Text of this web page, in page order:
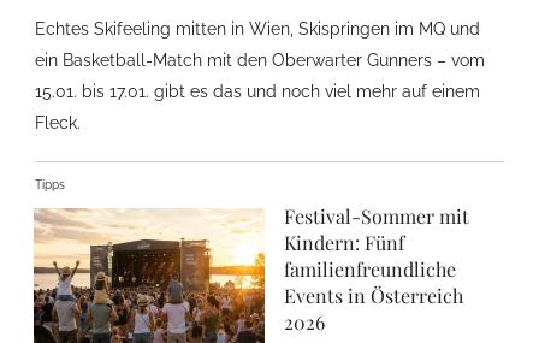
Echtes Skifeeling mitten in Wien, Skispringen im MQ und
ein Basketball-Match mit den Oberwarter Gunners – vom
15.01. bis 17.01. gibt es das und noch viel mehr auf einem
Fleck.
Tipps
Festival-Sommer mit
Kindern: Fünf
familienfreundliche
Events in Österreich
2026